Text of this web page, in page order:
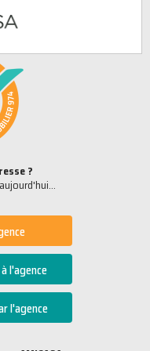
?
l'agence
l'agence